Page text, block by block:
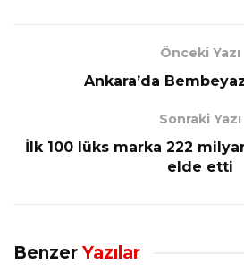
Önceki Yazı
Ankara’da
Sonraki Yazı
İlk 100 lüks marka 222
elde etti
Benzer Yazılar